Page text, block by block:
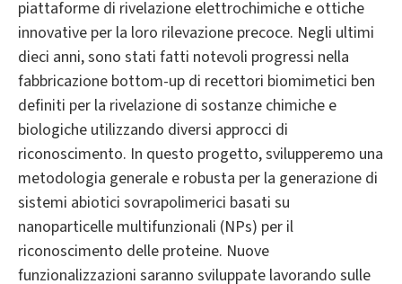
piattaforme di rivelazione elettrochimiche e ottiche
innovative per la loro rilevazione precoce. Negli ultimi
dieci anni, sono stati fatti notevoli progressi nella
fabbricazione bottom-up di recettori biomimetici ben
definiti per la rivelazione di sostanze chimiche e
biologiche utilizzando diversi approcci di
riconoscimento. In questo progetto, svilupperemo una
metodologia generale e robusta per la generazione di
sistemi abiotici sovrapolimerici basati su
nanoparticelle multifunzionali (NPs) per il
riconoscimento delle proteine. Nuove
funzionalizzazioni saranno sviluppate lavorando sulle